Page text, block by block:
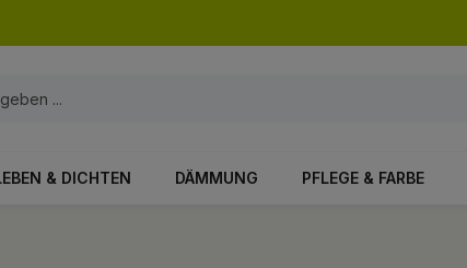
& DICHTEN DÄMMUNG PFLEGE & FARBE